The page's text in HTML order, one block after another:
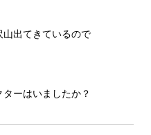
出てきているので
ーはいましたか？